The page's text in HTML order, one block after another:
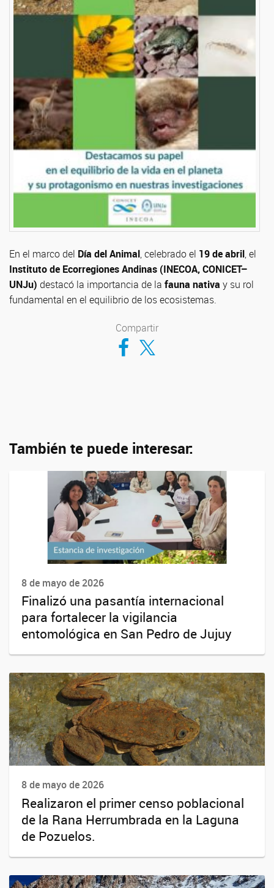
En el marco del Día del Animal, celebrado el 19 de abril, el
Instituto de Ecorregiones Andinas (INECOA, CONICET–
UNJu) destacó la importancia de la fauna nativa y su rol
fundamental en el equilibrio de los ecosistemas.
Compartir
Compartir en Facebook
Compartir en Twitter
También te puede interesar:
8 de mayo de 2026
Finalizó una pasantía internacional
para fortalecer la vigilancia
entomológica en San Pedro de Jujuy
8 de mayo de 2026
Realizaron el primer censo poblacional
de la Rana Herrumbrada en la Laguna
de Pozuelos.